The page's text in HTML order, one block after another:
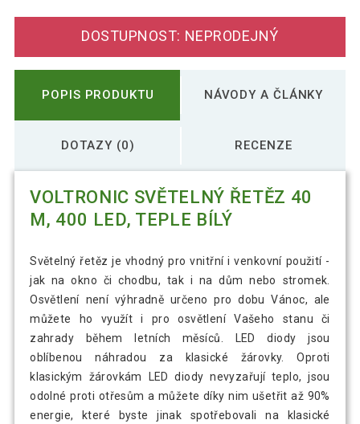
DOSTUPNOST: NEPRODEJNÝ
POPIS PRODUKTU NÁVODY A ČLÁNKY
DOTAZY (0) RECENZE
VOLTRONIC SVĚTELNÝ ŘETĚZ 40
M, 400 LED, TEPLE BÍLÝ
Světelný řetěz je vhodný pro vnitřní i venkovní použití -
jak na okno či chodbu, tak i na dům nebo stromek.
Osvětlení není výhradně určeno pro dobu Vánoc, ale
můžete ho využít i pro osvětlení Vašeho stanu či
zahrady během letních měsíců. LED diody jsou
oblíbenou náhradou za klasické žárovky. Oproti
klasickým žárovkám LED diody nevyzařují teplo, jsou
odolné proti otřesům a můžete díky nim ušetřit až 90%
energie, které byste jinak spotřebovali na klasické